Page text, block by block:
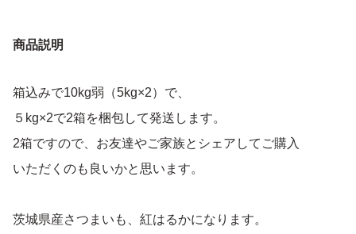
商品説明
箱込みで10kg弱（5kg×2）で、
５kg×2で2箱を梱包して発送します。
2箱ですので、お友達やご家族とシェアしてご購入
いただくのも良いかと思います。
茨城県産さつまいも、紅はるかになります。